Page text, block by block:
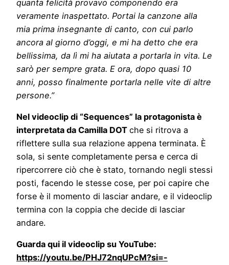
quanta felicità provavo componendo era
veramente inaspettato. Portai la canzone alla
mia prima insegnante di canto, con cui parlo
ancora al giorno d’oggi, e mi ha detto che era
bellissima, da lì mi ha aiutata a portarla in vita. Le
sarò per sempre grata. E ora, dopo quasi 10
anni, posso finalmente portarla nelle vite di altre
persone.”
Nel videoclip di “Sequences” la protagonista è
interpretata da Camilla DOT che si ritrova a
riflettere sulla sua relazione appena terminata. È
sola, si sente completamente persa e cerca di
ripercorrere ciò che è stato, tornando negli stessi
posti, facendo le stesse cose, per poi capire che
forse è il momento di lasciar andare, e il videoclip
termina con la coppia che decide di lasciar
andare.
Guarda qui il videoclip su YouTube:
https://youtu.be/PHJ72nqUPcM?si=-